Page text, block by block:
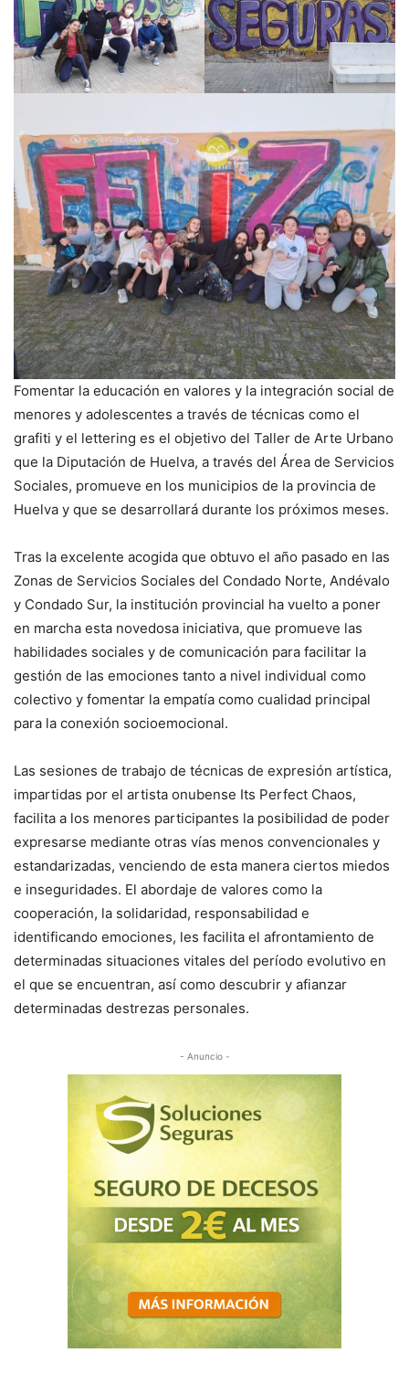
Fomentar la educación en valores y la integración social de
menores y adolescentes a través de técnicas como el
grafiti y el lettering es el objetivo del Taller de Arte Urbano
que la Diputación de Huelva, a través del Área de Servicios
Sociales, promueve en los municipios de la provincia de
Huelva y que se desarrollará durante los próximos meses.
Tras la excelente acogida que obtuvo el año pasado en las
Zonas de Servicios Sociales del Condado Norte, Andévalo
y Condado Sur, la institución provincial ha vuelto a poner
en marcha esta novedosa iniciativa, que promueve las
habilidades sociales y de comunicación para facilitar la
gestión de las emociones tanto a nivel individual como
colectivo y fomentar la empatía como cualidad principal
para la conexión socioemocional.
Las sesiones de trabajo de técnicas de expresión artística,
impartidas por el artista onubense Its Perfect Chaos,
facilita a los menores participantes la posibilidad de poder
expresarse mediante otras vías menos convencionales y
estandarizadas, venciendo de esta manera ciertos miedos
e inseguridades. El abordaje de valores como la
cooperación, la solidaridad, responsabilidad e
identificando emociones, les facilita el afrontamiento de
determinadas situaciones vitales del período evolutivo en
el que se encuentran, así como descubrir y afianzar
determinadas destrezas personales.
- Anuncio -